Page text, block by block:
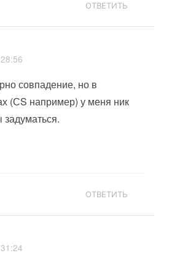
ОТВЕТИТЬ
совпадение, но в
(СS например) у меня ник
ОТВЕТИТЬ